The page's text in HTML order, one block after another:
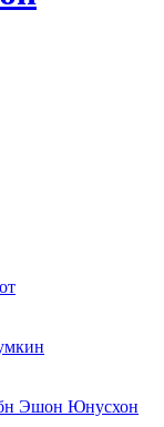
Эшон Юнусхон